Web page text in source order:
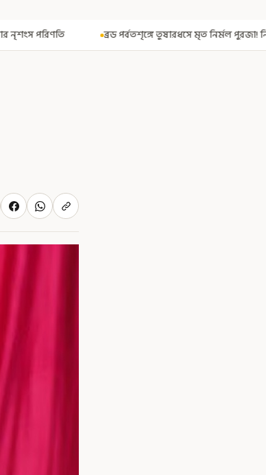
তুষারধসে মৃত নির্মল পুরজা! নিশ্চিত করল Elite Exped